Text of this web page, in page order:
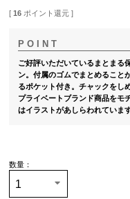
[ 16 ポイント還元 ]
ご好評いただいているまとまる
ン。付属のゴムでまとめること
るポケット付き。チャックをし
プライベートブランド商品をモ
はイラストがあしらわれています